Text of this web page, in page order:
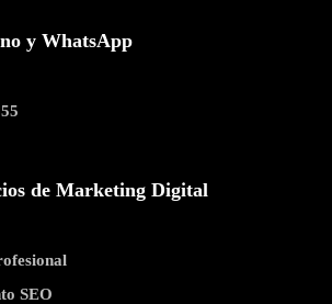
y WhatsApp
de Marketing Digital
SEO